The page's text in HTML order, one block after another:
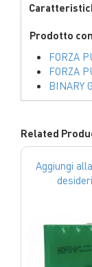
Prodotto
FORZA
FORZA
BINARY
Related
Aggiungi
desideri